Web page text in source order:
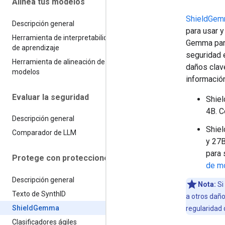
Alinea tus modelos
Descripción general
Herramienta de interpretabilidad
de aprendizaje
Herramienta de alineación de
modelos
Evaluar la seguridad
Descripción general
Comparador de LLM
Protege con protecciones
Descripción general
Texto de SynthID
ShieldGemma
Clasificadores ágiles
para usar
Gemma
seguridad
daños
4B.
y
para
de
Nota: Si
a otros
regularidad